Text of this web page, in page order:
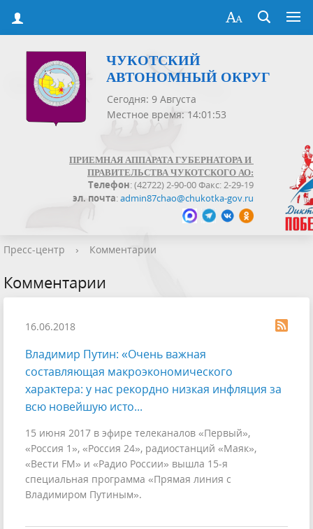
ЧУКОТСКИЙ
АВТОНОМНЫЙ ОКРУГ
Сегодня: 9 Августа
Местное время: 14:01:54
ПРИЕМНАЯ АППАРАТА ГУБЕРНАТОРА И
ПРАВИТЕЛЬСТВА ЧУКОТСКОГО АО:
Телефон: (42722) 2-90-00 Факс: 2-29-19
эл. почта:admin87chao@chukotka-gov.ru
Пресс-центр › Комментарии
Комментарии
16.06.2018
Владимир Путин: «Очень важная
составляющая макроэкономического
характера: у нас рекордно низкая инфляция за
всю новейшую исто...
15 июня 2017 в эфире телеканалов «Первый»,
«Россия 1», «Россия 24», радиостанций «Маяк»,
«Вести FM» и «Радио России» вышла 15-я
специальная программа «Прямая линия с
Владимиром Путиным».